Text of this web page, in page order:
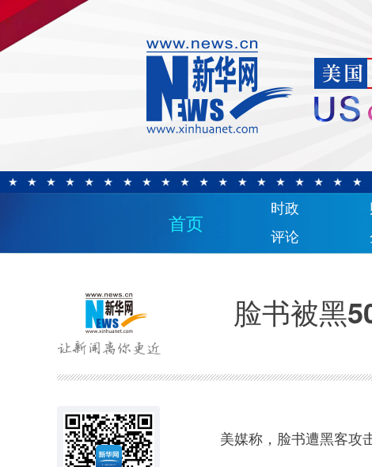
首页
时政
评论
脸书被黑
美媒称，脸书遭黑客攻击